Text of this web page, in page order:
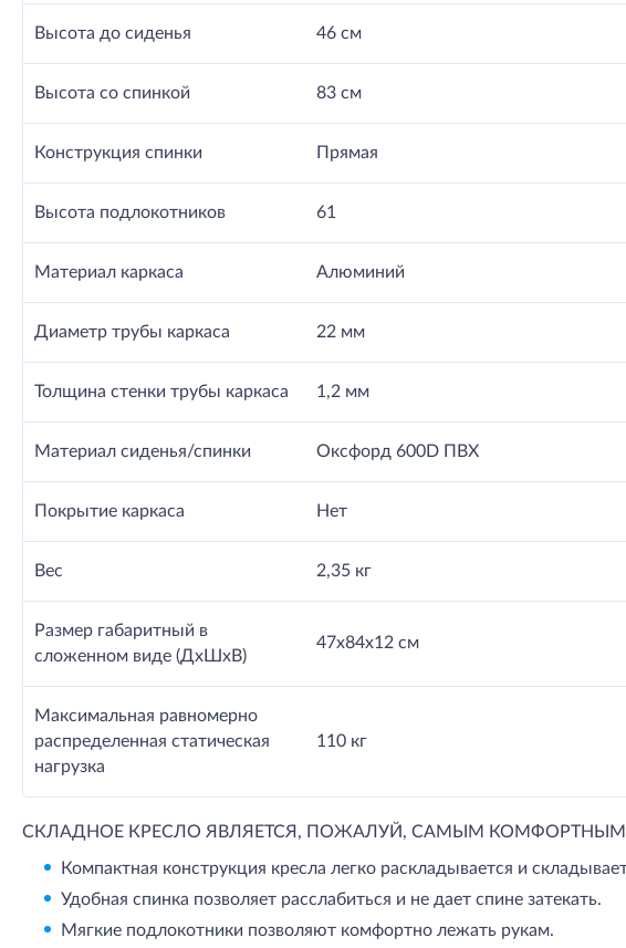
Высота до сиденья 46 см
Высота со спинкой 83 см
Конструкция спинки Прямая
Высота подлокотников 61
Материал каркаса Алюминий
Диаметр трубы каркаса 22 мм
Толщина стенки трубы каркаса 1,2 мм
Материал сиденья/спинки Оксфорд 600D ПВХ
Покрытие каркаса Нет
Вес 2,35 кг
Размер габаритный в
сложенном виде (ДхШхВ)
47х84х12 см
Максимальная равномерно
распределенная статическая
нагрузка
110 кг
СКЛАДНОЕ КРЕСЛО ЯВЛЯЕТСЯ, ПОЖАЛУЙ, САМЫМ
Компактная конструкция кресла легко раскладывается и
Удобная спинка позволяет расслабиться и не дает спине затекать.
Мягкие подлокотники позволяют комфортно лежать рукам.